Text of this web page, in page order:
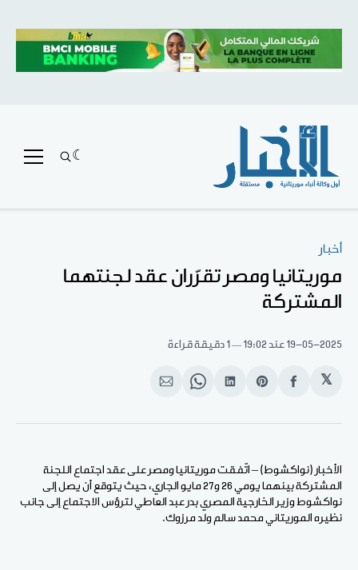
أخبار
موريتانيا ومصر تقرّران عقد لجنتهما
المشتركة
19-05-2025 عند 19:02 1 دقيقة قراءة
𝕏
انشر
الفيسبوك
Share
Pinterest
انشر
لينكد
Share
WhatsApp
انشر
الإيميل
الأخبار (نواكشوط) – اتّفقت موريتانيا ومصر على عقد اجتماع اللجنة
المشتركة بينهما يومي 26 و27 مايو الجاري، حيث يتوقع أن يصل إلى
نواكشوط وزير الخارجية المصري بدر عبد العاطي لترؤس الاجتماع إلى جانب
نظيره الموريتاني محمد سالم ولد مرزوك.